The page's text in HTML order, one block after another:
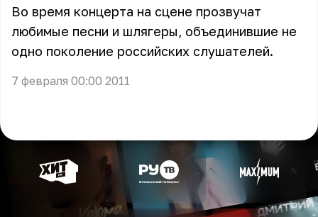
Во время концерта на сцене прозвучат
любимые песни и шлягеры, объединившие не
одно поколение российских слушателей.
7 февраля 00:00 2011